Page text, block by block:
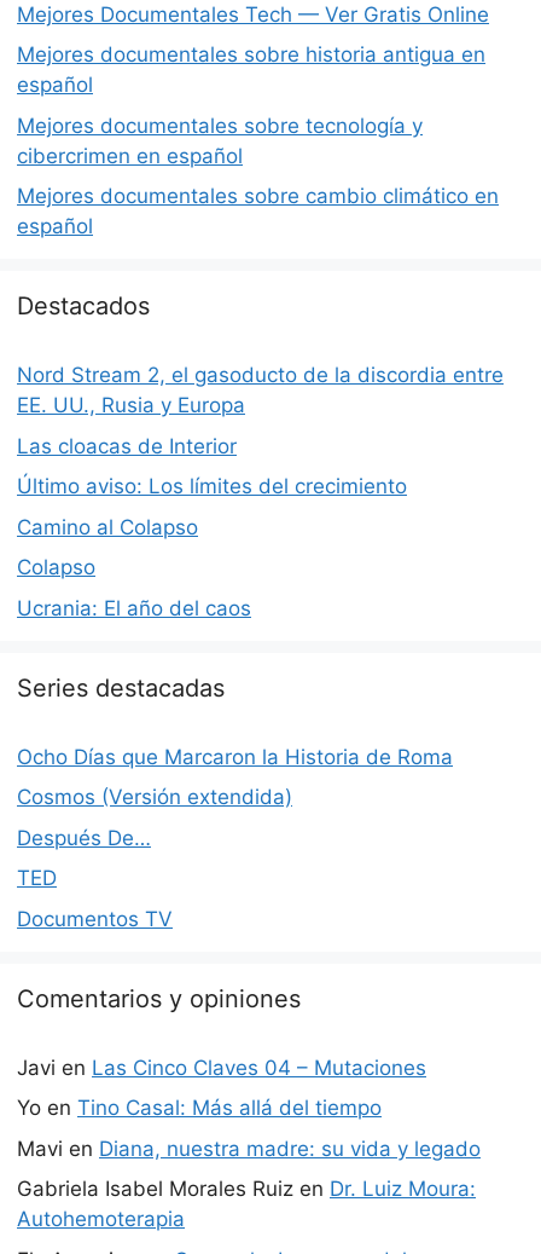
Mejores Documentales Tech — Ver Gratis Online
Mejores documentales sobre historia antigua en
español
Mejores documentales sobre tecnología y
cibercrimen en español
Mejores documentales sobre cambio climático en
español
Destacados
Nord Stream 2, el gasoducto de la discordia entre
EE. UU., Rusia y Europa
Las cloacas de Interior
Último aviso: Los límites del crecimiento
Camino al Colapso
Colapso
Ucrania: El año del caos
Series destacadas
Ocho Días que Marcaron la Historia de Roma
Cosmos (Versión extendida)
Después De…
TED
Documentos TV
Comentarios y opiniones
Javi en Las Cinco Claves 04 – Mutaciones
Yo en Tino Casal: Más allá del tiempo
Mavi en Diana, nuestra madre: su vida y legado
Gabriela Isabel Morales Ruiz en Dr. Luiz Moura:
Autohemoterapia